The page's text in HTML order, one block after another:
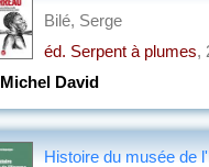
Bilé, Serge
éd. Serpent à plumes,
Michel David
Histoire du musée de